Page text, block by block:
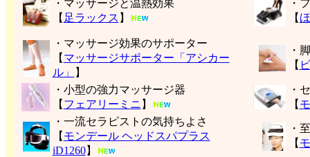
・マッサージと温熱効果
【 足ラックス 】
・
【
・マッサージ効果のサポーター
【 マッサージサポーター「アシカー
ル」
】
・
【
・小型の強力マッサージ器
【 フェアリーミニ 】
・
【
・一流セラピストの気持ちよさ
【 モンデール ヘッドスパプラス
iD1260】
・
【